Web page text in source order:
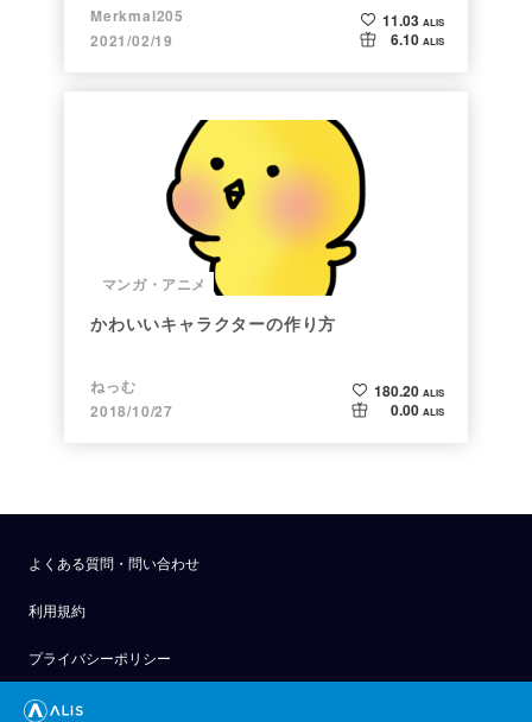
Merkmal205
2021/02/19
11.03 ALIS
6.10 ALIS
マンガ・アニメ
かわいいキャラクターの作り方
ねっむ
2018/10/27
180.20 ALIS
0.00 ALIS
よくある質問・問い合わせ
利用規約
プライバシーポリシー
公式アナウンス